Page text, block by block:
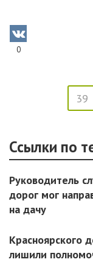
0
39
Ссылки по
Руководитель
дорог мог
на дачу
Красноярского
лишили